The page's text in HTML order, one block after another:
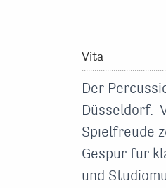
Vita
Der
Düsseldorf.
Spielfreude
Gespür für
und